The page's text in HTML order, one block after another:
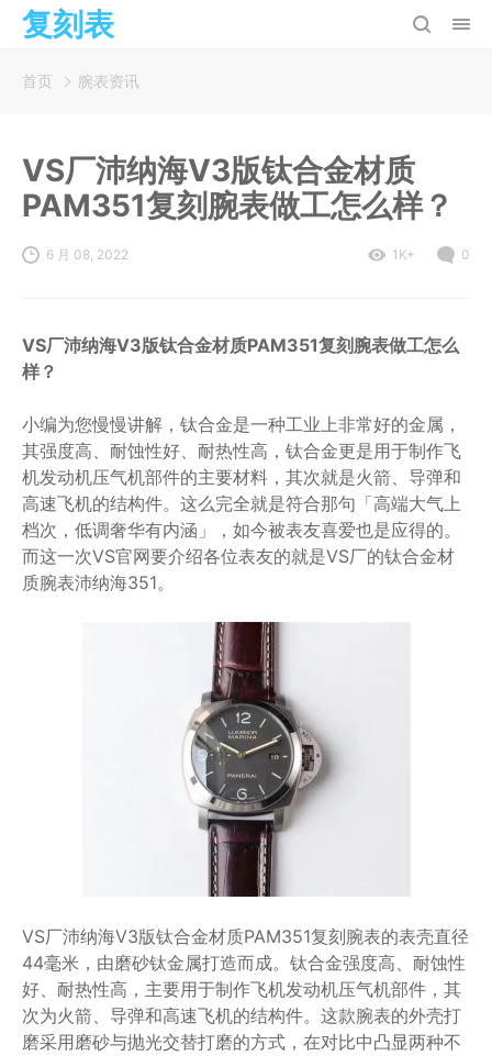
复刻表
首页 腕表资讯
VS厂沛纳海V3版钛合金材质
PAM351复刻腕表做工怎么样？
6 月 08, 2022 1K+ 0
VS厂沛纳海V3版钛合金材质PAM351复刻腕表做工怎么
样？
小编为您慢慢讲解，钛合金是一种工业上非常好的金属，
其强度高、耐蚀性好、耐热性高，钛合金更是用于制作飞
机发动机压气机部件的主要材料，其次就是火箭、导弹和
高速飞机的结构件。这么完全就是符合那句「高端大气上
档次，低调奢华有内涵」，如今被表友喜爱也是应得的。
而这一次VS官网要介绍各位表友的就是VS厂的钛合金材
质腕表沛纳海351。
VS厂沛纳海V3版钛合金材质PAM351复刻腕表的表壳直径
44毫米，由磨砂钛金属打造而成。钛合金强度高、耐蚀性
好、耐热性高，主要用于制作飞机发动机压气机部件，其
次为火箭、导弹和高速飞机的结构件。这款腕表的外壳打
磨采用磨砂与抛光交替打磨的方式，在对比中凸显两种不